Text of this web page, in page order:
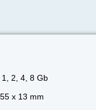
1, 2, 4, 8 Gb
x 13 mm